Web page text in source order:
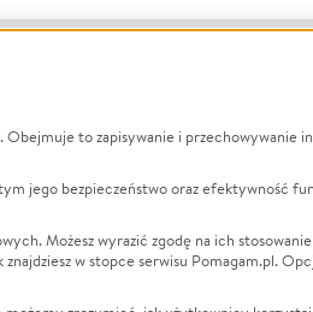
Zbieraj na
Leczenie
Zwierzęta
Pożar
to zapisywanie i przechowywanie
jego bezpieczeństwo oraz efektywność
Możesz wyrazić zgodę na ich
w stopce serwisu Pomagam.pl.